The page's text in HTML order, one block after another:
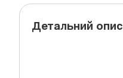
Детальний опис